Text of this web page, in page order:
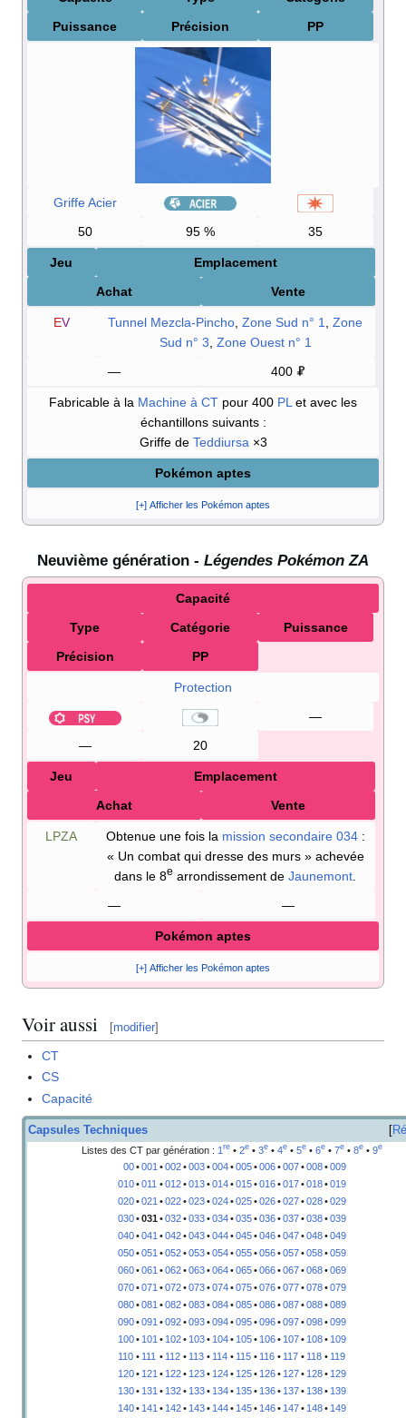
Puissance
Précision PP
Griffe Acier
50
95 % 35
Jeu
Emplacement
Achat
Vente
EV Tunnel Mezcla-Pincho ,Zone Sud n° 1 ,Zone
Sud n° 3 Zone Ouest n° 1
—
400
Fabricable à la Machine à CT pour 400 PL et avec les
échantillons suivants :
Griffe de Teddiursa ×3
Pokémon aptes
[+] Afficher les Pokémon aptes
Neuvième génération - Légendes Pokémon ZA
Capacité
Type
Catégorie
Puissance
Précision
PP
Protection
—
—
20
Jeu
Emplacement
Achat
Vente
LPZA Obtenue une fois la mission secondaire 034 :
« Un combat qui dresse des murs » achevée
dans le 8e arrondissement deJaunemont.
—
—
Pokémon aptes
[+] Afficher les Pokémon aptes
Voir aussi [modifier]
CT
CS
Capacité
Capsules Techniques
Listes des CT par génération : 1 re • 2e • 3e • 4e • 5e • 6e • 7e • 8e • 9e
00•001 •002•003•004•005•006•007•008•009
010•011 •012•013•014•015•016•017•018•019
020•021 •022•023•024•025•026•027•028•029
030•031 •032•033•034•035•036•037•038•039
040•041 •042•043•044•045•046•047•048•049
050•051 •052•053•054•055•056•057•058•059
060•061 •062•063•064•065•066•067•068•069
070•071 •072•073•074•075•076•077•078•079
080•081 •082•083•084•085•086•087•088•089
090•091 •092•093•094•095•096•097•098•099
100• 101 • 102• 103• 104• 105• 106• 107• 108• 109
110 • 111 • 112 • 113 • 114 • 115 • 116 • 117 • 118 • 119
120• 121 • 122• 123• 124• 125• 126• 127• 128• 129
130• 131 • 132• 133• 134• 135• 136• 137• 138• 139
140• 141 • 142• 143• 144• 145• 146• 147• 148• 149